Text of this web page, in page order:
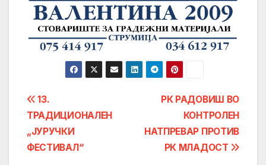
Post
navigation
РК РАДОВИШ ВО
КОНТРОЛЕН
НАТПРЕВАР ПРОТИВ
РК МЛАДОСТ
13.
ТРАДИЦИОНАЛЕН
„ЈУРУЧКИ
ФЕСТИВАЛ“